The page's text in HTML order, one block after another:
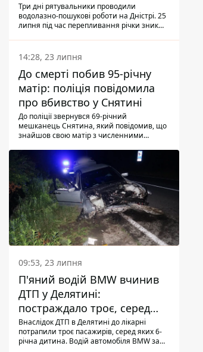
Три дні рятувальники проводили
водолазно-пошукові роботи на Дністрі. 25
липня під час перепливання річки зник
виявили тіло.
14:28, 23 липня
До смерті побив 95-річну
матір: поліція повідомила
про вбивство у Снятині
До поліції звернувся 69-річний
мешканець Снятина, який повідомив, що
знайшов свою матір з численними
з'ясували правоохоронці, ці травми жінці
наніс її син.
09:53, 23 липня
П'яний водій BMW вчинив
ДТП у Делятині:
постраждало троє, серед
них - дитина
Внаслідок ДТП в Делятині до лікарні
потрапили троє пасажирів, серед яких 6-
річна дитина. Водій автомобіля BMW за